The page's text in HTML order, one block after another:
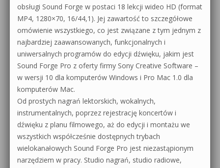
obsługi Sound Forge w postaci 18 lekcji wideo HD (format
MP4, 1280×70, 16/44,1). Jej zawartość to szczegółowe
omówienie wszystkiego, co jest związane z tym jednym z
najbardziej zaawansowanych, funkcjonalnych i
uniwersalnych programów do edycji dźwięku, jakim jest
Sound Forge Pro z oferty firmy Sony Creative Software –
w wersji 10 dla komputerów Windows i Pro Mac 1.0 dla
komputerów Mac.
Od prostych nagrań lektorskich, wokalnych,
instrumentalnych, poprzez rejestrację koncertów i
dźwięku z planu filmowego, aż do edycji i montażu we
wszystkich współcześnie dostępnych trybach
wielokanałowych Sound Forge Pro jest niezastąpionym
narzędziem w pracy. Studio nagrań, studio radiowe,